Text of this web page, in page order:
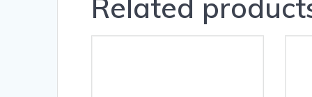
Related